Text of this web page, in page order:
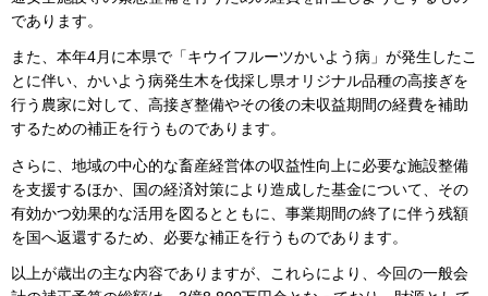
であります。
また、本年4月に本県で「キウイフルーツかいよう病」が発生したこ
とに伴い、かいよう病発生木を伐採し県オリジナル品種の高接ぎを
行う農家に対して、高接ぎ整備やその後の未収益期間の経費を補助
するための補正を行うものであります。
さらに、地域の中心的な畜産経営体の収益性向上に必要な施設整備
を支援するほか、国の経済対策により造成した基金について、その
有効かつ効果的な活用を図るとともに、事業期間の終了に伴う残額
を国へ返還するため、必要な補正を行うものであります。
以上が歳出の主な内容でありますが、これらにより、今回の一般会